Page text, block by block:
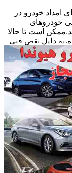
امداد خودرو در
خودروهای
است تا حالا
دلیل نقص فنی